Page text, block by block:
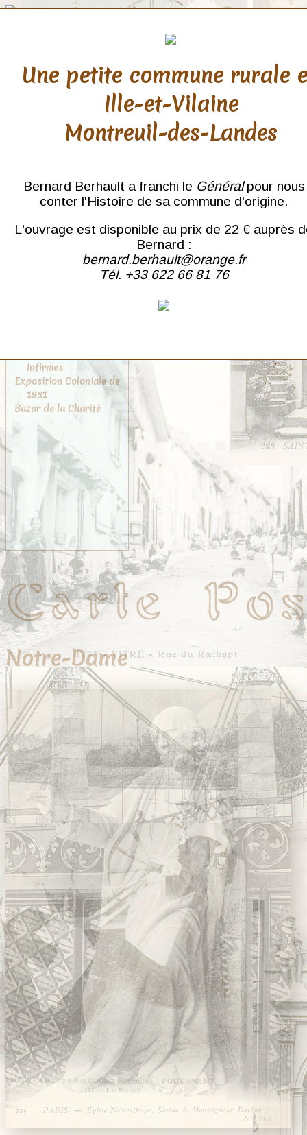
du Bois de Boulogne au
Montmartre
Sacré-Cœur
Tour Eiffel
Sainte-Chapelle
Infirmes
Exposition Coloniale de
1931
Bazar de la Charité
Notre-Dame
Une petite commune rurale
Ille-et-Vilaine
Montreuil-des-Landes
Bernard Berhault a franchi le Généralpour nous
conter l'Histoire de sa commune d'origine.
L'ouvrage est disponible au prix de 22 € auprès
Bernard :
bernard.berhault@orange.fr
Tél. +33 622 66 81 76